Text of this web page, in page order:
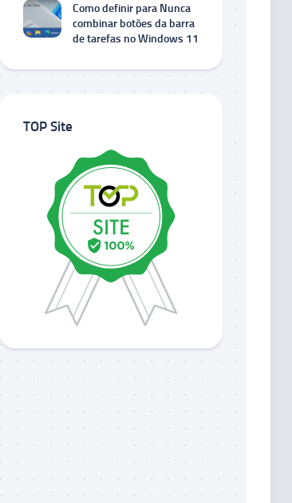
Como definir para Nunca
combinar botões da barra
de tarefas no Windows 11
TOP Site